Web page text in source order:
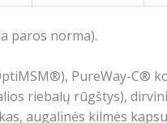
paros norma).
PureWay-C®
riebalų rūgštys),
augalinės kilmės